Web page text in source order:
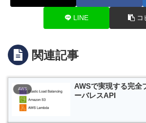
LINE コ
関連記事
AWS
AWSで実現する完全
ーバレスAPI